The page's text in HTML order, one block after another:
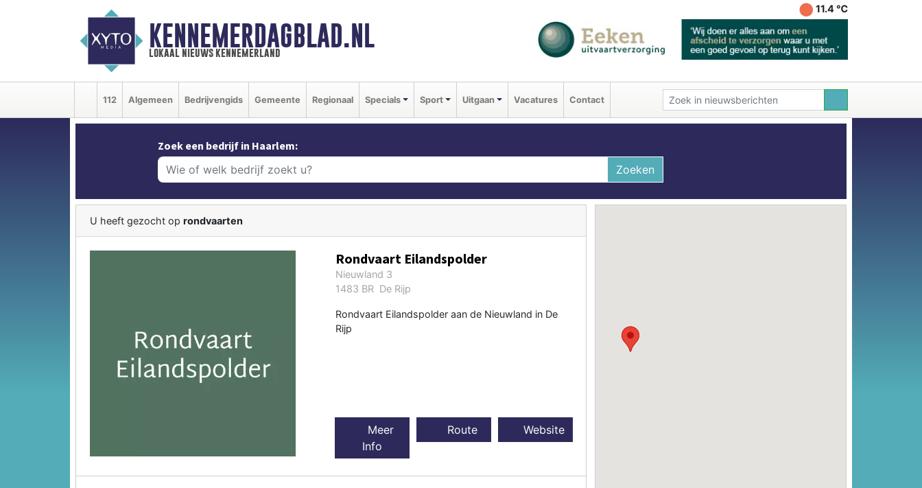
KENNEMERDAGBLAD.NL
lokaal nieuws kennemerland
11.4 ℃
112 Algemeen Bedrijvengids Gemeente Regionaal Specials Sport Uitgaan Vacatures Contact
Zoek een bedrijf in Haarlem:
Zoeken
U heeft gezocht op rondvaarten
Rondvaart Eilandspolder
Nieuwland 3
1483 BR De Rijp
Rondvaart Eilandspolder aan de Nieuwland in De
Rijp
Meer
Info
Route Website